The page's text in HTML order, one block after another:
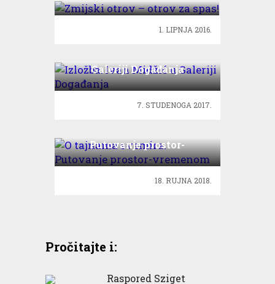
1. LIPNJA 2016.
Galeriji Događanja
7. STUDENOGA 2017.
Putovanje prostor-
vremenom
18. RUJNA 2018.
Pročitajte i:
Raspored Sziget